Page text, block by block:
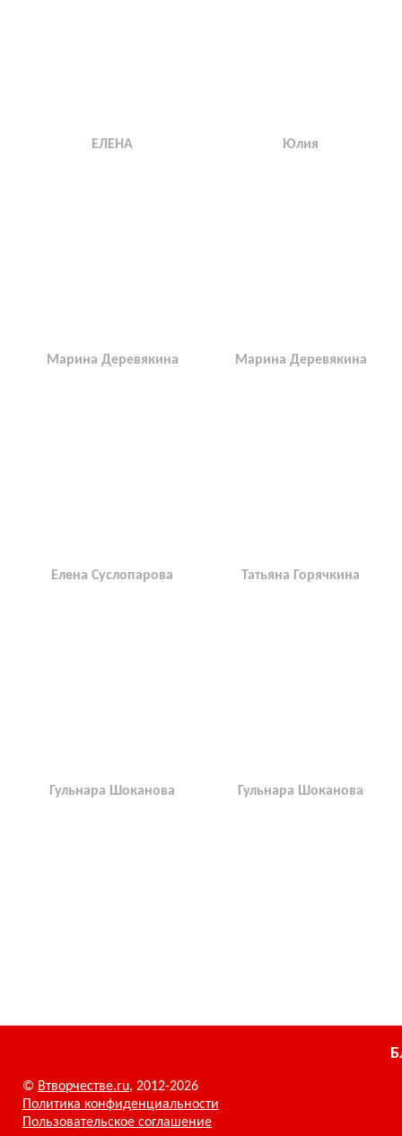
ЕЛЕНА Юлия
Марина Деревякина Марина Деревякина
Елена Суслопарова Татьяна Горячкина
Гульнара Шоканова Гульнара Шоканова
© Втворчестве.ru, 2012-2026
Политика конфиденциальности
Пользовательское соглашение